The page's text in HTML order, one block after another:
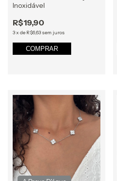
Inoxidável
R$19,90
3x de R$6,63 sem juros
COMPRAR